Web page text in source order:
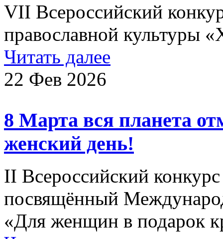
VII Всероссийский
православной культуры
Читать далее
22 Фев 2026
8 Марта вся планета
женский день!
II Всероссийский
посвящённый
«Для женщин в подарок